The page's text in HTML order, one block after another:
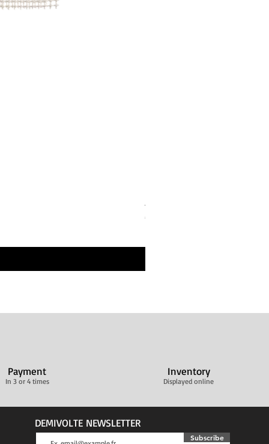
Price
€30.00
Payment
In 3 or 4 times
Inventory
Displayed online
DEMIVOLTE NEWSLETTER
Subscribe